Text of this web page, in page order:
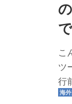
こ
ツ
行
う